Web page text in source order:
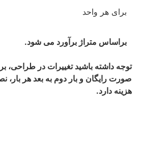
برای هر واحد
براساس متراژ برآورد می شود.
توجه داشته باشید تغییرات در طراحی،
صورت رایگان و بار دوم به بعد هر
هزینه دارد.